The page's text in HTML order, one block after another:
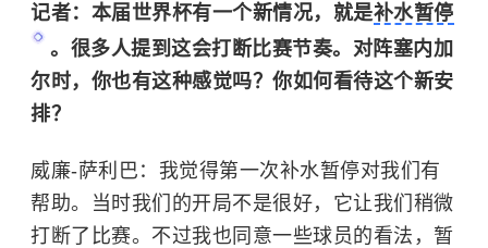
记者：本届世界杯有一个新情况，就是补水暂停
。很多人提到这会打断比赛节奏。对阵塞内加
尔时，你也有这种感觉吗？你如何看待这个新安
排？
威廉-萨利巴：我觉得第一次补水暂停对我们有
帮助。当时我们的开局不是很好，它让我们稍微
打断了比赛。不过我也同意一些球员的看法，暂